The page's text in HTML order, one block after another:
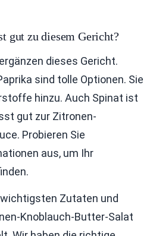
gut zu diesem Gericht?
dieses Gericht.
sind tolle Optionen. Sie
hinzu. Auch Spinat ist
gut zur Zitronen-
Probieren Sie
aus, um Ihr
Zutaten und
Knoblauch-Butter-Salat